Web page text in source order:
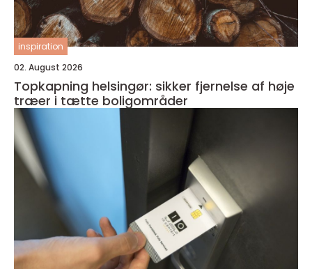
inspiration
02. August 2026
Topkapning helsingør: sikker fjernelse af høje
træer i tætte boligområder